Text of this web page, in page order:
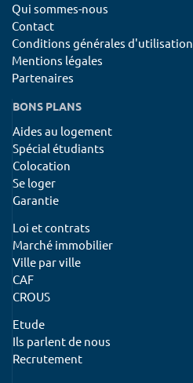
Qui sommes-nous
Contact
Conditions générales d'utilisation
Mentions légales
Partenaires
BONS PLANS
Aides au logement
Spécial étudiants
Colocation
Se loger
Garantie
Loi et contrats
Marché immobilier
Ville par ville
CAF
CROUS
Etude
Ils parlent de nous
Recrutement